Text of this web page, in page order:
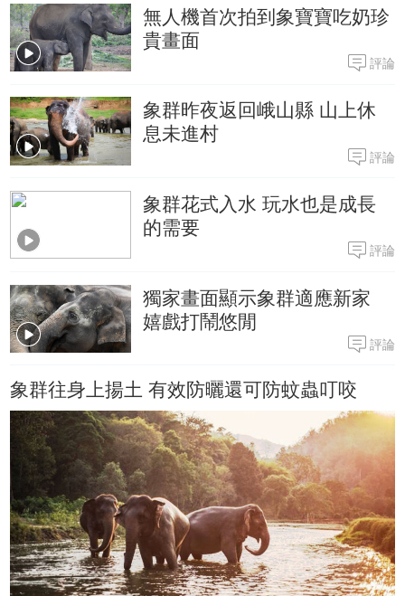
無人機首次拍到象寶寶吃奶珍
貴畫面
評論
象群昨夜返回峨山縣 山上休
息未進村
評論
象群花式入水 玩水也是成長
的需要
評論
獨家畫面顯示象群適應新家
嬉戲打鬧悠閒
評論
象群往身上揚土 有效防曬還可防蚊蟲叮咬